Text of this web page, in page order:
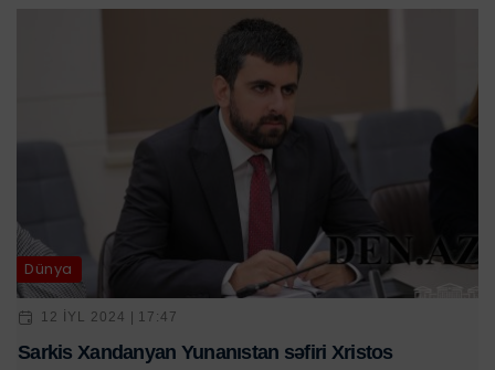
Dünya
12 IYL 2024 | 17:47
Sarkis Xandanyan Yunanıstan səfiri Xristos